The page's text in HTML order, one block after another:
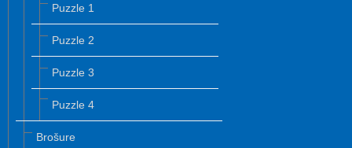
Puzzle 1
Puzzle 2
Puzzle 3
Puzzle 4
Brošure